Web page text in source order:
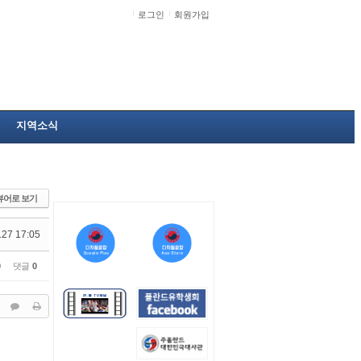
로그인 회원가입
지역소식
어로 보기
17:05
댓글 0